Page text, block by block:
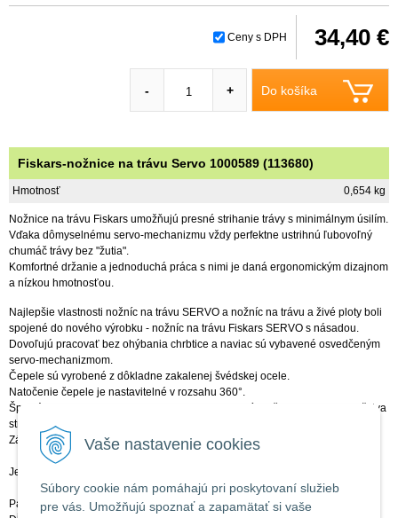
Vaše nastavenie cookies
Súbory cookie nám pomáhajú pri poskytovaní služieb
pre vás. Umožňujú spoznať a zapamätať si vaše
Ceny s DPH 34,40 €
Do košíka
- +
Fiskars-nožnice na trávu Servo 1000589 (113680)
Hmotnosť 0,654 kg
Nožnice na trávu Fiskars umožňujú presné strihanie trávy s minimálnym úsilím.
Vďaka dômyselnému servo-mechanizmu vždy perfektne ustrihnú ľubovoľný
chumáč trávy bez "žutia".
Komfortné držanie a jednoduchá práca s nimi je daná ergonomickým dizajnom
a nízkou hmotnosťou.
Najlepšie vlastnosti nožníc na trávu SERVO a nožníc na trávu a živé ploty boli
spojené do nového výrobku - nožníc na trávu Fiskars SERVO s násadou.
Dovoľujú pracovať bez ohýbania chrbtice a naviac sú vybavené osvedčeným
servo-mechanizmom.
Čepele sú vyrobené z dôkladne zakalenej švédskej ocele.
Natočenie čepele je nastavitelné v rozsahu 360°.
Špeciálny Servo-System® automaticky reguluje prítlak čepeľe podľa množstva
strihanej trávy.
Zámok pre zaistenie nožníc v uzavretej polohe sa ovláda palcom ruky.
Jednoduchá a pohodlná práca v vzpriamenej polohe.
Parametre: